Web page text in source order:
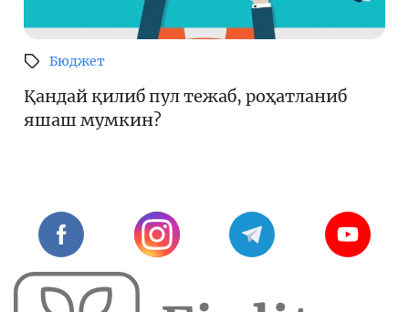
Бюджет
Қандай қилиб пул тежаб, роҳатланиб
яшаш мумкин?